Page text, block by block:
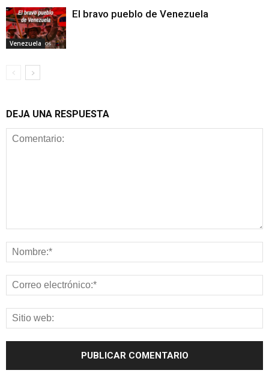
Venezuela
El bravo pueblo de Venezuela
DEJA UNA RESPUESTA